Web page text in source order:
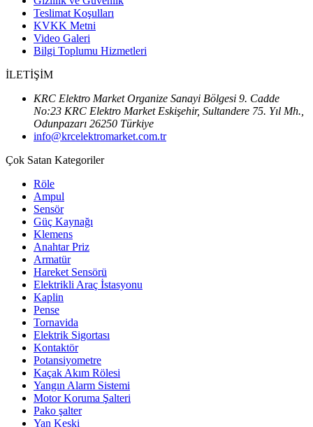
Teslimat Koşulları
KVKK Metni
Video Galeri
Bilgi Toplumu Hizmetleri
İLETİŞİM
KRC Elektro Market Organize Sanayi Bölgesi 9. Cadde
No:23 KRC Elektro Market Eskişehir, Sultandere 75. Yıl Mh.,
Odunpazarı 26250 Türkiye
info@krcelektromarket.com.tr
Çok Satan Kategoriler
Röle
Ampul
Sensör
Güç Kaynağı
Klemens
Anahtar Priz
Armatür
Hareket Sensörü
Elektrikli Araç İstasyonu
Kaplin
Pense
Tornavida
Elektrik Sigortası
Kontaktör
Potansiyometre
Kaçak Akım Rölesi
Yangın Alarm Sistemi
Motor Koruma Şalteri
Pako şalter
Yan Keski